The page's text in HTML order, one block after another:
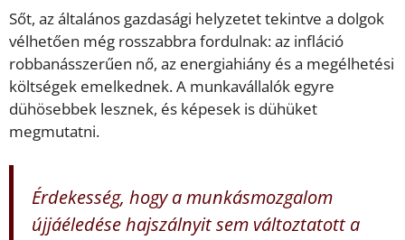
Sőt, az általános gazdasági helyzetet tekintve a dolgok
vélhetően még rosszabbra fordulnak: az infláció
robbanásszerűen nő, az energiahiány és a megélhetési
költségek emelkednek. A munkavállalók egyre
dühösebbek lesznek, és képesek is dühüket
megmutatni.
Érdekesség, hogy a munkásmozgalom
újjáéledése hajszálnyit sem változtatott a